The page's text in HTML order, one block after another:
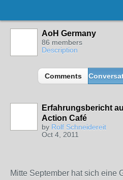
AoH Germany
86 members
Description
Comments
Erfahrungsbericht
Action Café
by Rolf Schneidereit
Oct 4, 2011
Mitte September hat sich eine